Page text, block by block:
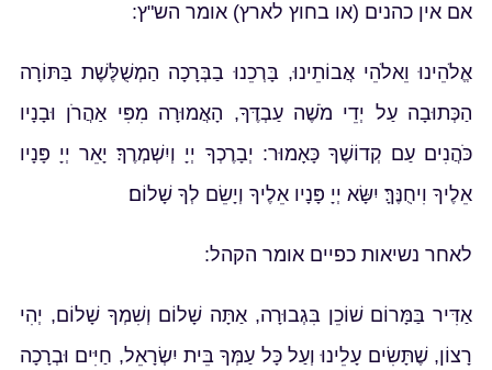
אם אין כהנים (או בחוץ לארץ) אומר הש"ץ:
אֱלֹהֵינוּ וֵאלֹהֵי אֲבוֹתֵינוּ, בָּרְכֵנוּ בַבְּרָכָה הַמְשֻׁלֶּשֶׁת בַּתּוֹרָה
הַכְּתוּבָה עַל יְדֵי מֹשֶׁה עַבְדֶּךָ, הָאֲמוּרָה מִפִּי אַהֲרֹן וּבָנָיו
כֹּהֲנִים עַם קְדוֹשֶׁךָ כָּאָמוּר: יְבָרֶכְךָ יְיָ וְיִשְׁמְרֶךָ׃ יָאֵר יְיָ פָּנָיו
אֵלֶיךָ וִיחֻנֶּךָּ׃ יִשָּׂא יְיָ פָּנָיו אֵלֶיךָ וְיָשֵׂם לְךָ שָׁלוֹם׃
לאחר נשיאות כפיים אומר הקהל:
אַדִּיר בַּמָּרוֹם שׁוֹכֵן בִּגְבוּרָה, אַתָּה שָׁלוֹם וְשִׁמְךָ שָׁלוֹם, יְהִי
רָצוֹן, שֶׁתָּשִׂים עָלֵינוּ וְעַל כָּל עַמְּךָ בֵּית יִשְׂרָאֵל, חַיִּים וּבְרָכָה